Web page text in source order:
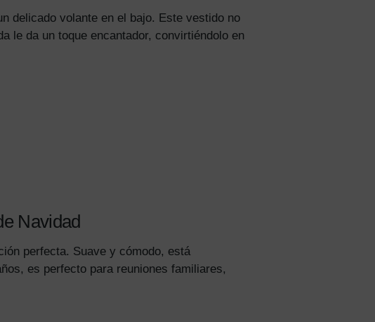
delicado volante en el bajo. Este vestido no
le da un toque encantador, convirtiéndolo en
Navidad
perfecta. Suave y cómodo, está
es perfecto para reuniones familiares,